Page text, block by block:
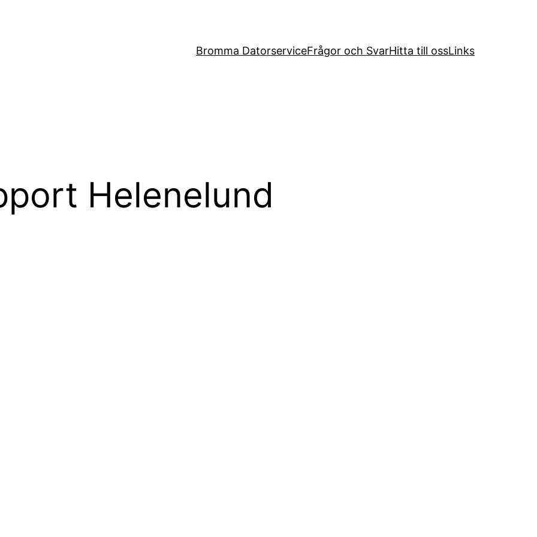
Bromma DatorserviceFrågor och SvarHitta till ossLinks
Helenelund